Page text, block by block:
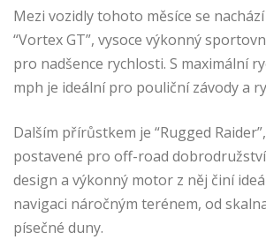
Mezi vozidly tohoto měsíce se
“Vortex GT”, vysoce výkonný
pro nadšence rychlosti. S maximální
mph je ideální pro pouliční závody a
Dalším přírůstkem je “Rugged
postavené pro off-road
design a výkonný motor z něj činí
navigaci náročným terénem, od
písečné duny.